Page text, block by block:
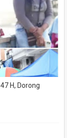
H, Dorong